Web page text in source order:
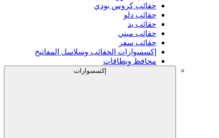
حقائب كروس بودي
حقائب دلو
حقائب يد
حقائب ميني
حقائب سفر
إكسسوارات الحقائب وسلاسل المفاتيح
محافظ وبطاقات
إكسسوارات